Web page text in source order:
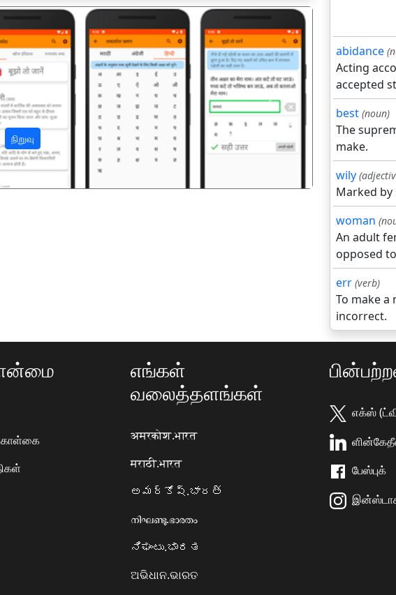
நிறுவு
अगला
abidance
Acting
accepted
best (noun)
The
make.
wily
Marked by
woman
An adult
opposed
err (verb)
To make a
incorrect.
கொள்கை
எங்கள்
வலைத்தளங்கள்
अमरकोश.भारत
मराठी.भारत
అమర్కోష్.భారత్
നിഘണ്ടു.ഭാരതം
ನಿಘಂಟು.ಭಾರತ
ଅଭିଧାନ.ଭାରତ
எக்ஸ்
பேஸ்புக்